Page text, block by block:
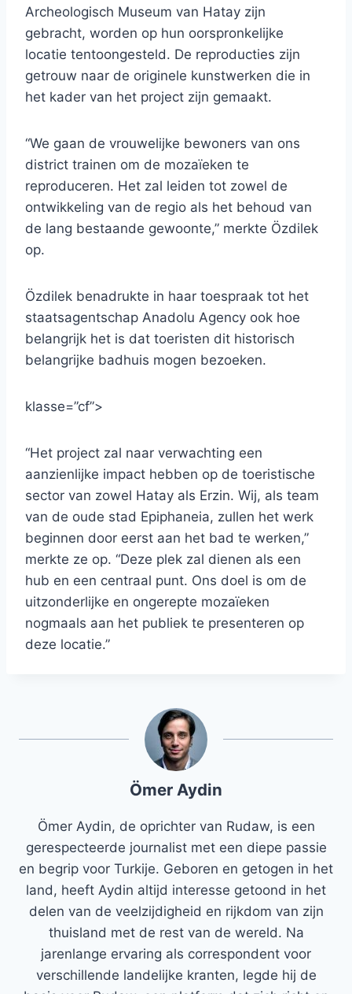
Archeologisch Museum van Hatay zijn
gebracht, worden op hun oorspronkelijke
locatie tentoongesteld. De reproducties zijn
getrouw naar de originele kunstwerken die in
het kader van het project zijn gemaakt.
“We gaan de vrouwelijke bewoners van ons
district trainen om de mozaïeken te
reproduceren. Het zal leiden tot zowel de
ontwikkeling van de regio als het behoud van
de lang bestaande gewoonte,” merkte Özdilek
op.
Özdilek benadrukte in haar toespraak tot het
staatsagentschap Anadolu Agency ook hoe
belangrijk het is dat toeristen dit historisch
belangrijke badhuis mogen bezoeken.
klasse=”cf”>
“Het project zal naar verwachting een
aanzienlijke impact hebben op de toeristische
sector van zowel Hatay als Erzin. Wij, als team
van de oude stad Epiphaneia, zullen het werk
beginnen door eerst aan het bad te werken,”
merkte ze op. “Deze plek zal dienen als een
hub en een centraal punt. Ons doel is om de
uitzonderlijke en ongerepte mozaïeken
nogmaals aan het publiek te presenteren op
deze locatie.”
Ömer Aydin
Ömer Aydin, de oprichter van Rudaw, is een
gerespecteerde journalist met een diepe passie
en begrip voor Turkije. Geboren en getogen in het
land, heeft Aydin altijd interesse getoond in het
delen van de veelzijdigheid en rijkdom van zijn
thuisland met de rest van de wereld. Na
jarenlange ervaring als correspondent voor
verschillende landelijke kranten, legde hij de